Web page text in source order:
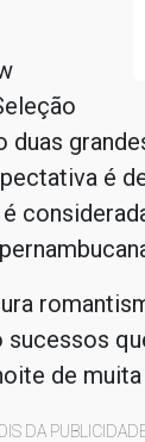
duas
é
de muita
DA